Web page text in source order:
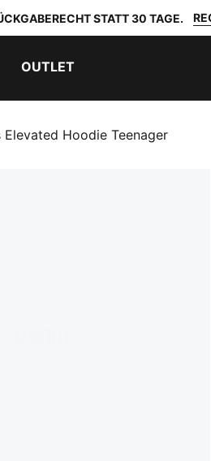
STATT 30 TAGE.
OUTLET
Elevated Hoodie Teenager